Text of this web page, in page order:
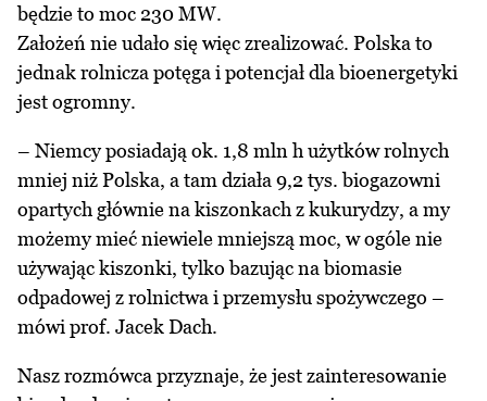
będzie to moc 230 MW.
Założeń nie udało się więc zrealizować. Polska to
jednak rolnicza potęga i potencjał dla bioenergetyki
jest ogromny.
– Niemcy posiadają ok. 1,8 mln h użytków rolnych
mniej niż Polska, a tam działa 9,2 tys. biogazowni
opartych głównie na kiszonkach z kukurydzy, a my
możemy mieć niewiele mniejszą moc, w ogóle nie
używając kiszonki, tylko bazując na biomasie
odpadowej z rolnictwa i przemysłu spożywczego –
mówi prof. Jacek Dach.
Nasz rozmówca przyznaje, że jest zainteresowanie